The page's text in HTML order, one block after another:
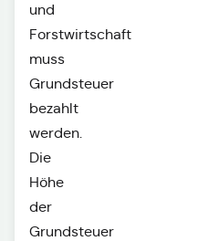
und
Forstwirtschaft
muss
Grundsteuer
bezahlt
werden.
Die
Höhe
der
Grundsteuer